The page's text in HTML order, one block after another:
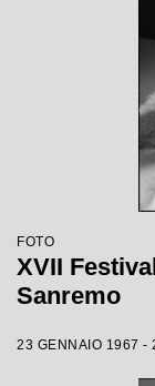
FOTO
XVII
Sanremo
23 GENNAIO 1967 -